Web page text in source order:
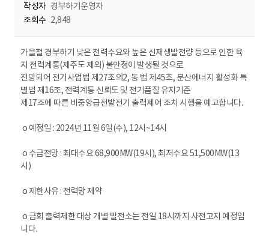
작성자 경부하기운영자
조회수 2,848
가을철 경부하기 낮은 전력수요와 높은 신재생발전량 등으로 인한 육
지 전력계통(제주도 제외) 불안정이 발생될 것으로
전망되어 전기사업법 제27조의2, 동 법 제45조, 분산에너지 활성화 특
별법 제16조, 전력계통 신뢰도 및 전기품질 유지기준
제17조에 따른 비중앙급전발전기 출력제어 조치 시행을 예고합니다.
o 예정일 : 2024년 11월 6일(수), 12시~14시
o 수급전망 : 최대수요 68,900MW(19시), 최저수요 51,500MW(13
시)
o 제한사유 : 전력망 제약
o 금회 출력제한 대상 개별 발전소는 전일 18시까지 사전고지 예정입
니다.